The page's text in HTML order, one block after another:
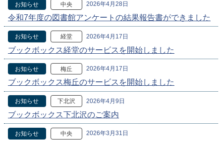
お知らせ 中央 2026年4月28日
令和7年度の図書館アンケートの結果報告書ができました
お知らせ 経堂 2026年4月17日
ブックボックス経堂のサービスを開始しました
お知らせ 梅丘 2026年4月17日
ブックボックス梅丘のサービスを開始しました
お知らせ 下北沢 2026年4月9日
ブックボックス下北沢のご案内
お知らせ 中央 2026年3月31日